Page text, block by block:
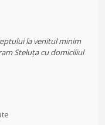
la venitul minim
Steluța cu domiciliul